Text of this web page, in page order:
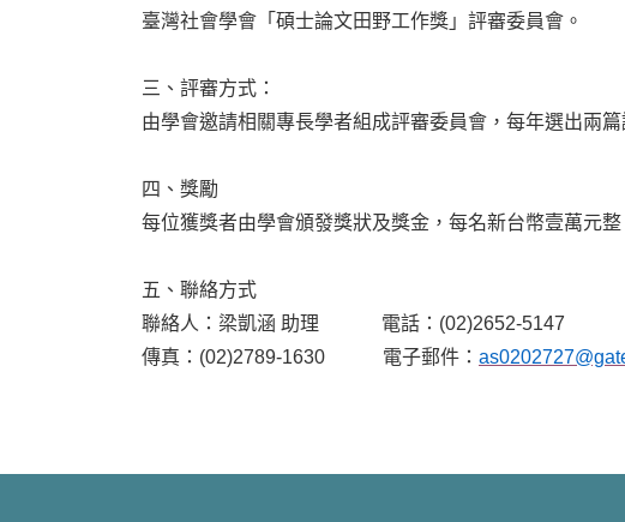
臺灣社會學會「碩士論文田野工作獎」評審委員會。
三、評審方式：
由學會邀請相關專長學者組成評審委員會，每年選出兩
四、獎勵
每位獲獎者由學會頒發獎狀及獎金，每名新台幣壹萬元
五、聯絡方式
聯絡人：梁凱涵 助理 電話： (02)2652-5147
傳真： (02)2789-1630 電子郵件：